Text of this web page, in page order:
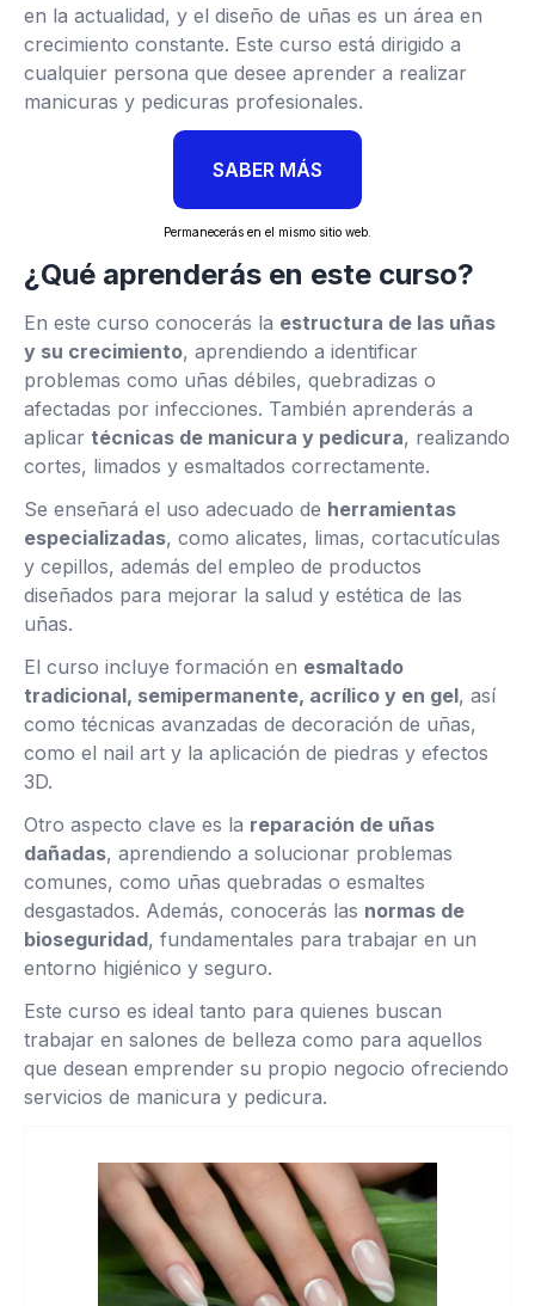
en la actualidad, y el diseño de uñas es un área en
crecimiento constante. Este curso está dirigido a
cualquier persona que desee aprender a realizar
manicuras y pedicuras profesionales.
SABER MÁS
Permanecerás en el mismo sitio web.
¿Qué aprenderás en este curso?
En este curso conocerás la estructura de las uñas
y su crecimiento, aprendiendo a identificar
problemas como uñas débiles, quebradizas o
afectadas por infecciones. También aprenderás a
aplicar técnicas de manicura y pedicura, realizando
cortes, limados y esmaltados correctamente.
Se enseñará el uso adecuado de herramientas
especializadas, como alicates, limas, cortacutículas
y cepillos, además del empleo de productos
diseñados para mejorar la salud y estética de las
uñas.
El curso incluye formación en esmaltado
tradicional, semipermanente, acrílico y en gel, así
como técnicas avanzadas de decoración de uñas,
como el nail art y la aplicación de piedras y efectos
3D.
Otro aspecto clave es la reparación de uñas
dañadas, aprendiendo a solucionar problemas
comunes, como uñas quebradas o esmaltes
desgastados. Además, conocerás las normas de
bioseguridad, fundamentales para trabajar en un
entorno higiénico y seguro.
Este curso es ideal tanto para quienes buscan
trabajar en salones de belleza como para aquellos
que desean emprender su propio negocio ofreciendo
servicios de manicura y pedicura.